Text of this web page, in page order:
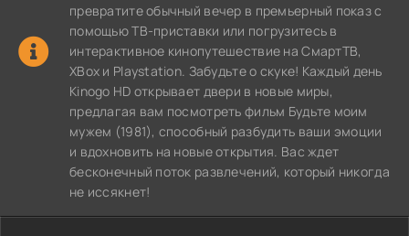
превратите обычный вечер в премьерный показ с
помощью ТВ-приставки или погрузитесь в
интерактивное кинопутешествие на СмартТВ,
XBox и Playstation. Забудьте о скуке! Каждый день
Kinogo HD открывает двери в новые миры,
предлагая вам посмотреть фильм Будьте моим
мужем (1981), способный разбудить ваши эмоции
и вдохновить на новые открытия. Вас ждет
бесконечный поток развлечений, который никогда
не иссякнет!